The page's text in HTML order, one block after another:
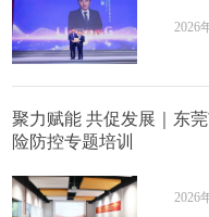
2026
聚力赋能 共促发展｜东
险防控专题培训
2026